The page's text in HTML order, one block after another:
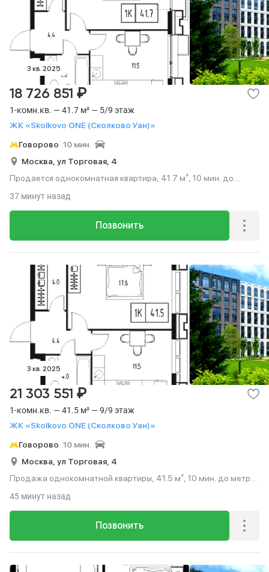
3 кв. 2025
1-комн.кв. — 41.7 м² — 5/9 этаж
ЖК «Skolkovo ONE (Сколково Уан)»
18 726 851 ₽
Говорово 10 мин.
Москва, ул Торговая, 4
Продается однокомнатная квартира, 41.7 м², 10 мин. до
Позвонить
37 минут назад
3 кв. 2025
1-комн.кв. — 41.5 м² — 9/9 этаж
ЖК «Skolkovo ONE (Сколково Уан)»
21 303 551 ₽
Говорово 10 мин.
Москва, ул Торговая, 4
Продажа однокомнатной квартиры, 41.5 м², 10 мин. до метро
Позвонить
45 минут назад